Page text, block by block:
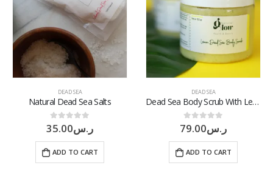
DEAD SEA
Natural Dead Sea Salts
0out of 5ر.س35.00
ADD TO CART
DEAD SEA
Dead Sea Body Scrub With Lemon
0out of 5ر.س79.00
ADD TO CART